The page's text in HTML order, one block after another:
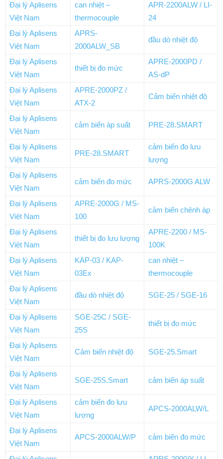
Đại lý Aplisens
Việt Nam
can nhiệt –
thermocouple
APR-2200ALW / LI-
24
Đại lý Aplisens
Việt Nam
APRS-
2000ALW_SB
đầu dò nhiệt độ
Đại lý Aplisens
Việt Nam
thiết bị đo mức
APRE-2000PD /
AS-dP
Đại lý Aplisens
Việt Nam
APRE-2000PZ /
ATX-2
Cảm biến nhiệt độ
Đại lý Aplisens
Việt Nam
cảm biến áp suất PRE-28.SMART
Đại lý Aplisens
Việt Nam
PRE-28.SMART
cảm biến đo lưu
lượng
Đại lý Aplisens
Việt Nam
cảm biến đo mức APRS-2000G ALW
Đại lý Aplisens
Việt Nam
APRE-2000G / MS-
100
cảm biến chênh áp
Đại lý Aplisens
Việt Nam
thiết bị đo lưu lượng
APRE-2200 / MS-
100K
Đại lý Aplisens
Việt Nam
KAP-03 / KAP-
03Ex
can nhiệt –
thermocouple
Đại lý Aplisens
Việt Nam
đầu dò nhiệt độ SGE-25 / SGE-16
Đại lý Aplisens
Việt Nam
SGE-25C / SGE-
25S
thiết bị đo mức
Đại lý Aplisens
Việt Nam
Cảm biến nhiệt độ SGE-25.Smart
Đại lý Aplisens
Việt Nam
SGE-25S.Smart cảm biến áp suất
Đại lý Aplisens
Việt Nam
cảm biến đo lưu
lượng
APCS-2000ALW/L
Đại lý Aplisens
Việt Nam
APCS-2000ALW/P cảm biến đo mức